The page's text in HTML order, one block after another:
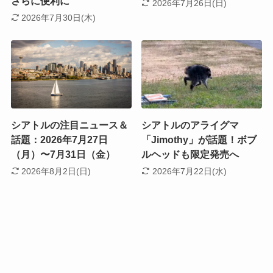
2026年7月30日(木)
2026年7月26日(日)
シアトルの注目ニュース＆
話題：2026年7月27日
（月）〜7月31日（金）
2026年8月2日(日)
シアトルのアライグマ
「Jimothy」が話題！ボブ
ルヘッドも限定発売へ
2026年7月22日(水)